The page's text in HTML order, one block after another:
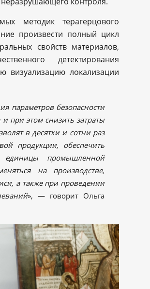
методик терагерцового
произвести полный цикл
свойств материалов,
детектирования
визуализацию локализации
параметров безопасности
при этом снизить затраты
в десятки и сотни раз
продукции, обеспечить
единицы промышленной
на производстве,
а также при проведении
», — говорит Ольга